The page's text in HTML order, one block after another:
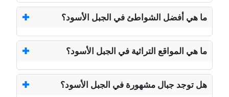
ما هي أفضل الشواطئ في الجبل الأسود؟
ما هي المواقع التراثية في الجبل الأسود؟
هل توجد جبال مشهورة في الجبل الأسود؟